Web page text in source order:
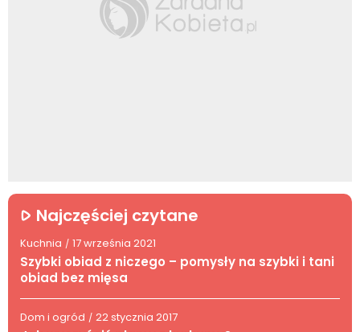
Najczęściej czytane
Kuchnia / 17 września 2021
Szybki obiad z niczego – pomysły na szybki i tani
obiad bez mięsa
Dom i ogród / 22 stycznia 2017